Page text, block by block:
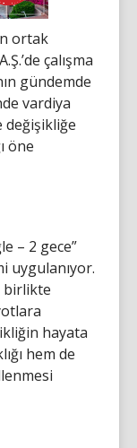
ortak
çalışma
gündemde
vardiya
değişikliğe
öne
– 2 gece”
uygulanıyor.
birlikte
hayata
hem de